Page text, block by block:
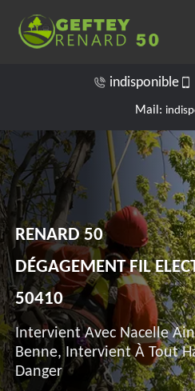
indisponible
Mail:
RENARD 50
DÉGAGEMENT FIL
50410
Intervient Avec Nacelle
Benne, Intervient À Tout
Danger